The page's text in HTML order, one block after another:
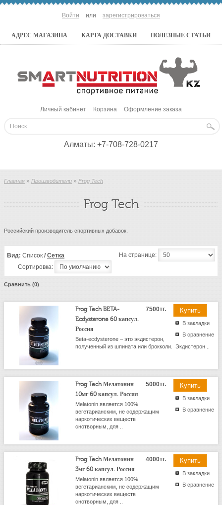
Войти или зарегистрироваться
АДРЕС МАГАЗИНА КАРТА ДОСТАВКИ ПОЛЕЗНЫЕ СТАТЬИ
Личный кабинет Корзина Оформление заказа
Алматы: +7-708-728-0217
Главная » Производители » Frog Tech
Frog Tech
Российский производитель спортивных добавок.
Вид: Список / Сетка
На странице:
Сортировка:
Сравнить (0)
В закладки
В сравнение
7500тг.
Frog Tech BETA-
Ecdysterone 60 капсул.
Россия
Beta-ecdysterone – это экдистерон,
полученный из шпината или брокколи. Экдистерон ..
В закладки
В сравнение
5000тг.
Frog Tech Мелатонин
10мг 60 капсул. Россия
Melatonin является 100%
вегетарианским, не содержащим
наркотических веществ
снотворным, для ..
В закладки
В сравнение
4000тг.
Frog Tech Мелатонин
3мг 60 капсул. Россия
Melatonin является 100%
вегетарианским, не содержащим
наркотических веществ
снотворным, для ..